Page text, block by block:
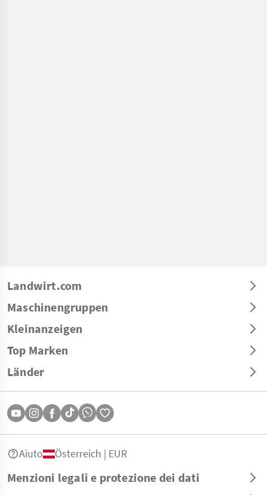
Landwirt.com
Maschinengruppen
Kleinanzeigen
Top Marken
Länder
Menzioni legali e protezione dei dati
Aiuto Österreich | EUR